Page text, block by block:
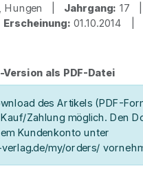
Hungen | Jahrgang: 17
Erscheinung: 01.10.2014 |
als PDF-Datei
des Artikels (PDF-
Zahlung möglich. Den
Kundenkonto unter
my/orders/